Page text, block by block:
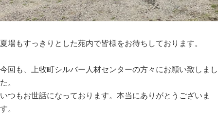
夏場もすっきりとした苑内で皆様をお待ちしております。
今回も、上牧町シルバー人材センターの方々にお願い致しまし
た。
いつもお世話になっております。本当にありがとうございま
す。